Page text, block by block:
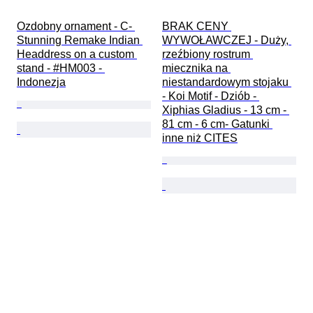
Ozdobny ornament - C-
Stunning Remake Indian
Headdress on a custom
stand - #HM003 -
Indonezja
BRAK CENY
WYWOŁAWCZEJ - Duży,
rzeźbiony rostrum
miecznika na
niestandardowym stojaku
- Koi Motif - Dziób -
Xiphias Gladius - 13 cm -
81 cm - 6 cm- Gatunki
inne niż CITES